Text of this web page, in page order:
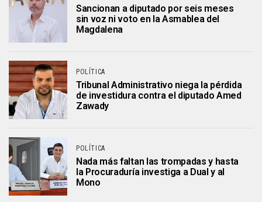
Sancionan a diputado por seis meses
sin voz ni voto en la Asmablea del
Magdalena
POLÍTICA
Tribunal Administrativo niega la pérdida
de investidura contra el diputado Amed
Zawady
POLÍTICA
Nada más faltan las trompadas y hasta
la Procuraduría investiga a Dual y al
Mono